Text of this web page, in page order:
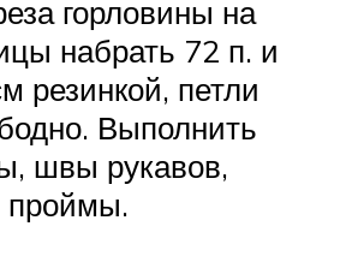
горловины на
набрать 72 п. и
резинкой, петли
Выполнить
швы рукавов,
проймы.